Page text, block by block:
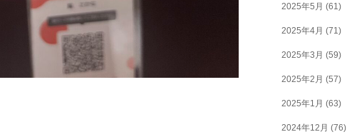
2025年5月 (61)
2025年4月 (71)
2025年3月 (59)
2025年2月 (57)
2025年1月 (63)
2024年12月 (76)